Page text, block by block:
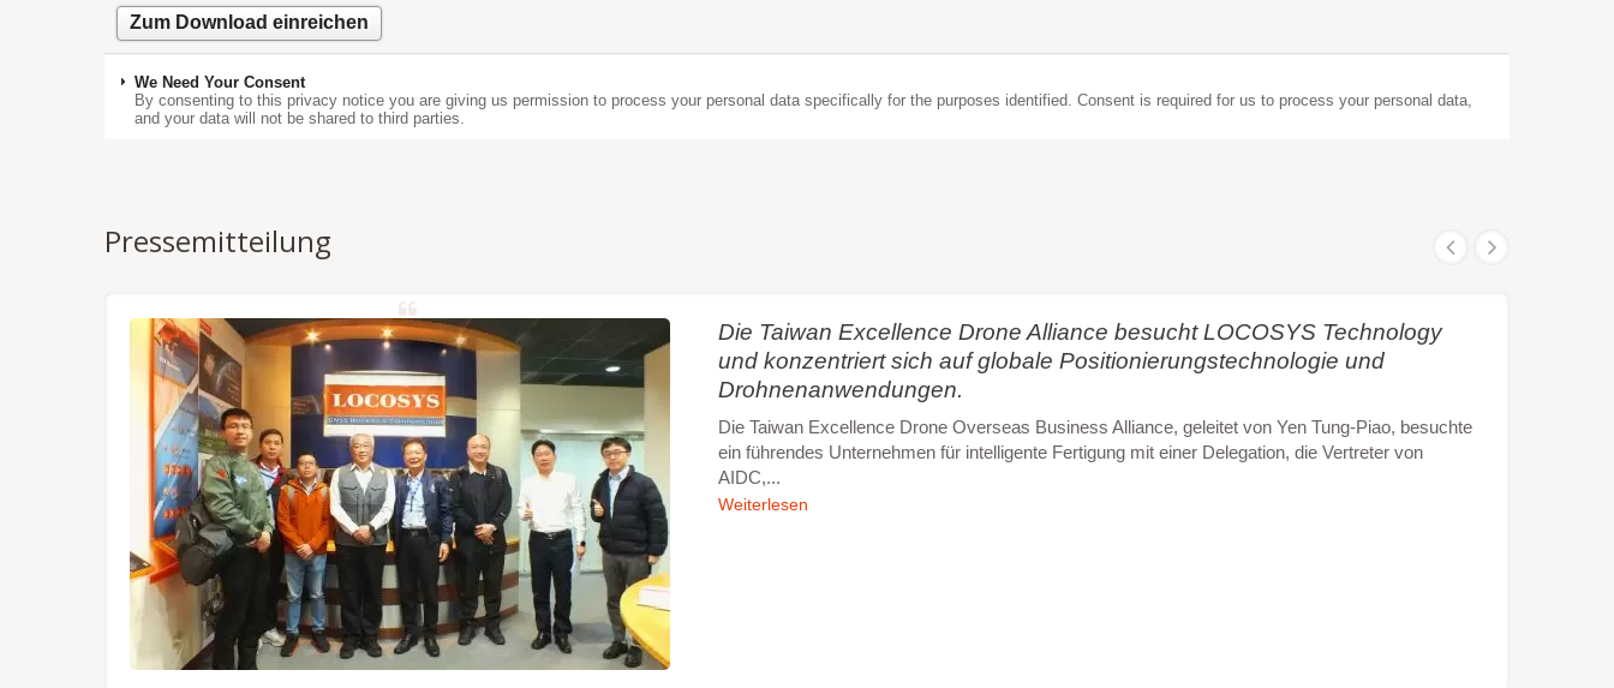
We Need Your Consent
By consenting to this privacy notice you are giving us permission to process your personal data specifically for the purposes identified. Consent is required for us to process your personal data,
and your data will not be shared to third parties.
Pressemitteilung
Die Taiwan Excellence Drone Alliance besucht LOCOSYS Technology
und konzentriert sich auf globale Positionierungstechnologie und
Drohnenanwendungen.
Die Taiwan Excellence Drone Overseas Business Alliance, geleitet von Yen Tung-Piao, besuchte
ein führendes Unternehmen für intelligente Fertigung mit einer Delegation, die Vertreter von
AIDC,...
Weiterlesen